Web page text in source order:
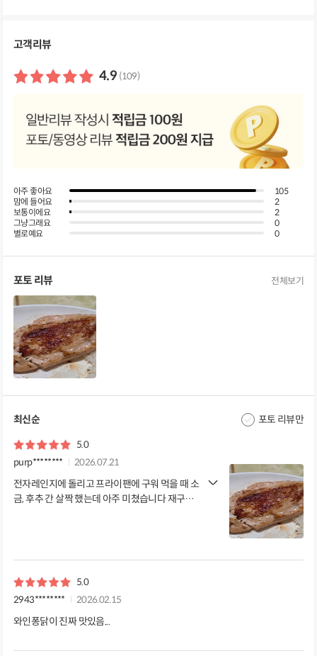
고객리뷰
4.9 (109)
아주 좋아요
105
맘에 들어요
2
보통이에요
2
그냥그래요
0
별로예요
0
포토 리뷰 전체보기
최신순 포토 리뷰만
5.0
purp********
2026.07.21
전자레인지에 돌리고 프라이팬에 구워 먹을 때 소
금, 후추 간 살짝 했는데 아주 미쳤습니다 재구매
5.0
2943********
2026.02.15
와인퐁닭이 진짜 맛있음...